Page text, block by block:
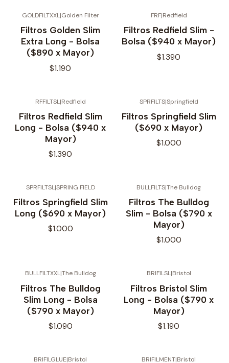
GOLDFILTXXL|Golden Filter
Filtros Golden Slim
Extra Long - Bolsa
($890 x Mayor)
$1.190
FRF|Redfield
Filtros Redfield Slim -
Bolsa ($940 x Mayor)
$1.390
RFFILTSL|Redfield
Filtros Redfield Slim
Long - Bolsa ($940 x
Mayor)
$1.390
SPRFILTS|Springfield
Filtros Springfield Slim
($690 x Mayor)
$1.000
SPRFILTSL|SPRING FIELD
Filtros Springfield Slim
Long ($690 x Mayor)
$1.000
BULLFILTS|The Bulldog
Filtros The Bulldog
Slim - Bolsa ($790 x
Mayor)
$1.000
BULLFILTXXL|The Bulldog
Filtros The Bulldog
Slim Long - Bolsa
($790 x Mayor)
$1.090
BRIFILSL|Bristol
Filtros Bristol Slim
Long - Bolsa ($790 x
Mayor)
$1.190
BRIFILGLUE|Bristol BRIFILMENT|Bristol